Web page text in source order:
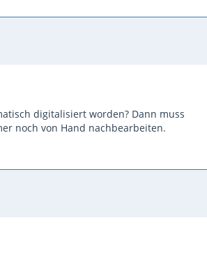
digitalisiert worden? Dann muss
noch von Hand nachbearbeiten.